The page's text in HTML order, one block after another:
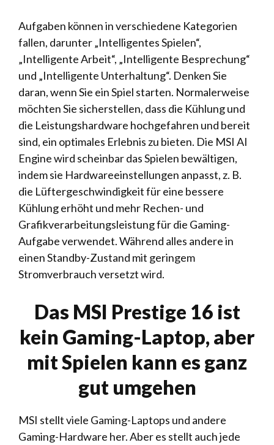
Aufgaben können in verschiedene Kategorien
fallen, darunter „Intelligentes Spielen“,
„Intelligente Arbeit“, „Intelligente Besprechung“
und „Intelligente Unterhaltung“. Denken Sie
daran, wenn Sie ein Spiel starten. Normalerweise
möchten Sie sicherstellen, dass die Kühlung und
die Leistungshardware hochgefahren und bereit
sind, ein optimales Erlebnis zu bieten. Die MSI AI
Engine wird scheinbar das Spielen bewältigen,
indem sie Hardwareeinstellungen anpasst, z. B.
die Lüftergeschwindigkeit für eine bessere
Kühlung erhöht und mehr Rechen- und
Grafikverarbeitungsleistung für die Gaming-
Aufgabe verwendet. Während alles andere in
einen Standby-Zustand mit geringem
Stromverbrauch versetzt wird.
Das MSI Prestige 16 ist
kein Gaming-Laptop, aber
mit Spielen kann es ganz
gut umgehen
MSI stellt viele Gaming-Laptops und andere
Gaming-Hardware her. Aber es stellt auch jede